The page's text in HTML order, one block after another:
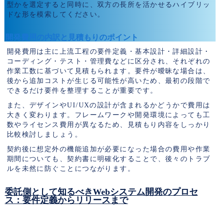
型かを選定すると同時に、双方の長所を活かせるハイブリッ
ドな形を模索してください。
開発費用の内訳と見積もりのポイント
開発費用は主に上流工程の要件定義・基本設計・詳細設計・
コーディング・テスト・管理費などに区分され、それぞれの
作業工数に基づいて見積もられます。要件が曖昧な場合は、
後から追加コストが生じる可能性が高いため、最初の段階で
できるだけ要件を整理することが重要です。
また、デザインやUI/UXの設計が含まれるかどうかで費用は
大きく変わります。フレームワークや開発環境によっても工
数やライセンス費用が異なるため、見積もり内容をしっかり
比較検討しましょう。
契約後に想定外の機能追加が必要になった場合の費用や作業
期間についても、契約書に明確化することで、後々のトラブ
ルを未然に防ぐことにつながります。
委託側として知るべきWebシステム開発のプロセ
ス：要件定義からリリースまで